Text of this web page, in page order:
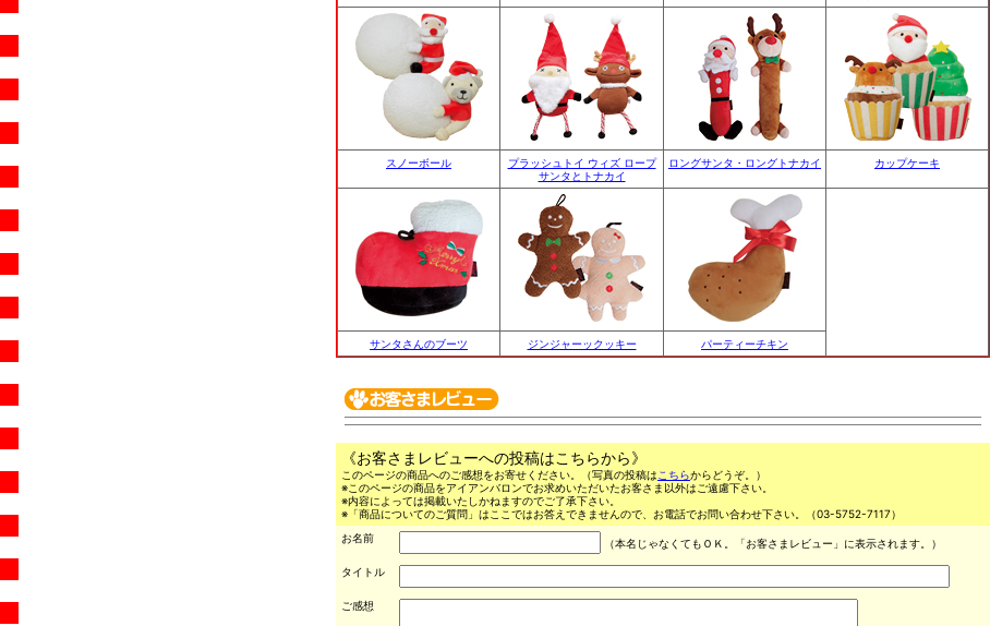
スノーボール
プラッシュトイ ウィズ ロープ
サンタとトナカイ
ロングサンタ・ロングトナカイ カップケーキ
サンタさんのブーツ ジンジャーックッキー パーティーチキン
《お客さまレビューへの投稿はこちらから》
このページの商品へのご感想をお寄せください。（写真の投稿は こちらからどうぞ。）
※このページの商品をアイアンバロンでお求めいただいたお客さま以外はご遠慮下さい。
※内容によっては掲載いたしかねますのでご了承下さい。
※「商品についてのご質問」はここではお答えできませんので、お電話でお問い合わせ下さい。（03-5752-7117）
お名前
（本名じゃなくてもＯＫ。「お客さまレビュー」に表示されます。）
タイトル
ご感想